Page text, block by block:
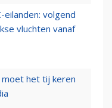
volgend
vluchten vanaf
moet het tij keren